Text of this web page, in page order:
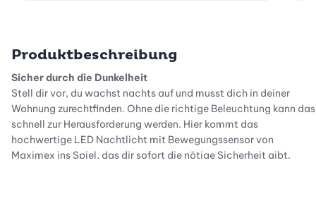
Produktbeschreibung
Sicher durch die Dunkelheit
Stell dir vor, du wachst nachts auf und musst dich in deiner
Wohnung zurechtfinden. Ohne die richtige Beleuchtung kann das
schnell zur Herausforderung werden. Hier kommt das
hochwertige LED Nachtlicht mit Bewegungssensor von
Maximex ins Spiel, das dir sofort die nötige Sicherheit gibt.